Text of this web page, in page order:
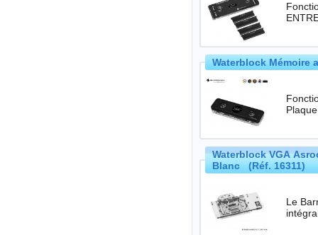
Waterblock Mémoire
Waterblock VGA
Blanc (Réf. 16311)
Le